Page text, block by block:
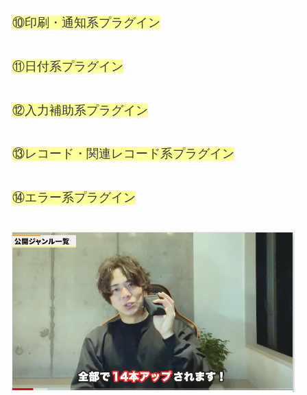
⑩印刷・通知系プラグイン
⑪日付系プラグイン
⑫入力補助系プラグイン
⑬レコード・関連レコード系プラグイン
⑭エラー系プラグイン